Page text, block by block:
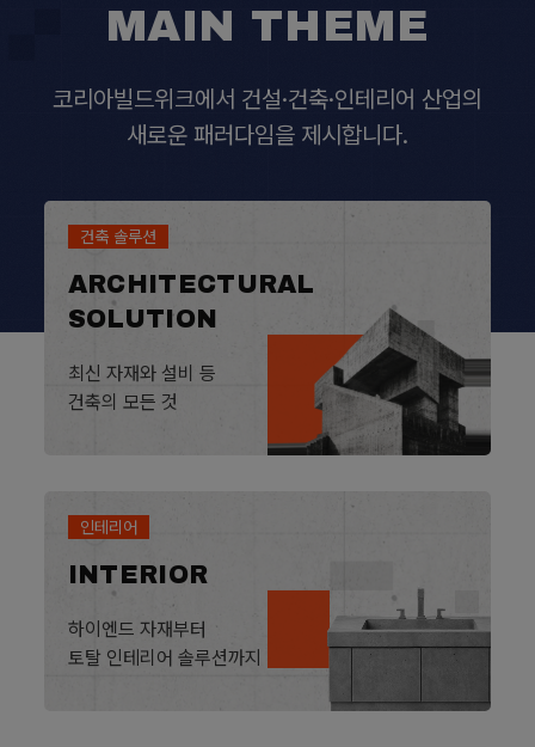
MAIN THEME
코리아빌드위크에서 건설·건축·인테리어 산업의
새로운 패러다임을 제시합니다.
건축 솔루션
ARCHITECTURAL
SOLUTION
최신 자재와 설비 등
건축의 모든 것
인테리어
INTERIOR
하이엔드 자재부터
토탈 인테리어 솔루션까지